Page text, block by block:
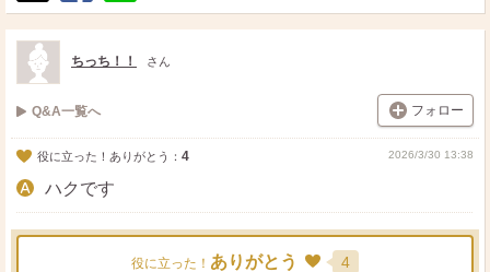
ポ
ス
ト
シ
ェ
送
る
ちっち！！ さん
Q&A一覧へ フォロー
役に立った！ありがとう： 4 2026/3/30 13:38
ハクです
役に立った！ ありがとう 4